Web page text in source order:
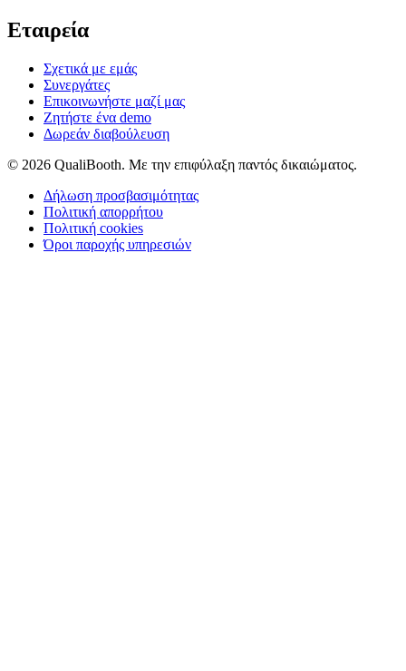
Εταιρεία
Σχετικά με εμάς
Συνεργάτες
Επικοινωνήστε μαζί μας
Ζητήστε ένα demo
Δωρεάν διαβούλευση
© 2026 QualiBooth. Με την επιφύλαξη παντός δικαιώματος.
Δήλωση προσβασιμότητας
Πολιτική απορρήτου
Πολιτική cookies
Όροι παροχής υπηρεσιών